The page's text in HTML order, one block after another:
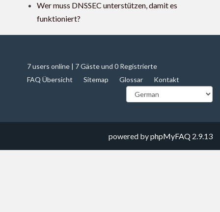
Wer muss DNSSEC unterstützen, damit es
funktioniert?
7 users online | 7 Gäste und 0 Registrierte
FAQ Übersicht
Sitemap Glossar Kontakt
powered byphpMyFAQ 2.9.13